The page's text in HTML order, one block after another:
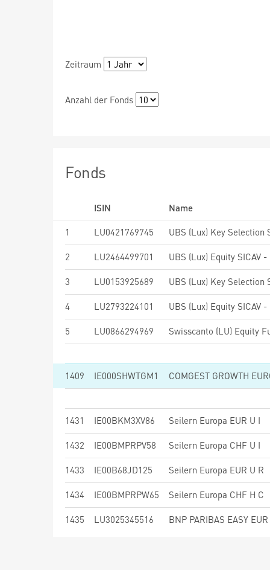
Zeitraum
Anzahl der Fonds
Fonds
ISIN
Name
1
LU0421769745
2 LU2464499701
3 LU0153925689
4 LU2793224101
5 LU0866294969
1409 IE000SHWTGM1 COMGEST GROWTH
1431 IE00BKM3XV86 Seilern Europa EUR U I
1432 IE00BMPRPV58 Seilern Europa CHF U I
1433 IE00B68JD125 Seilern Europa EUR U R
1434 IE00BMPRPW65 Seilern Europa CHF H C
1435 LU3025345516